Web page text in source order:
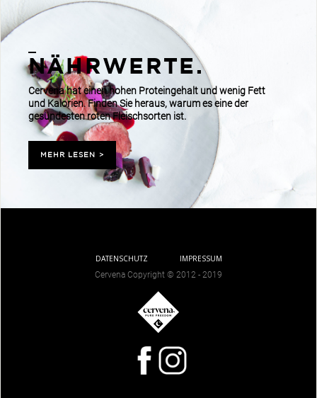
NÄHRWERTE.
Cervena hat einen hohen Proteingehalt und wenig Fett
und Kalorien. Finden Sie heraus, warum es eine der
gesündesten roten Fleischsorten ist.
MEHR LESEN >
DATENSCHUTZ
IMPRESSUM
Cervena Copyright © 2012 - 2019